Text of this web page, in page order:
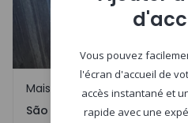
São Tomé do Castelo e
Maison Rurale
São Tomé do Castelo e
Vous pouvez
l'écran d'accueil de
accès instantané et
rapide avec une